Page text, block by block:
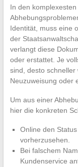
In den
Identität, muss eine
der
verlangt diese
oder erstattet. Je
sind, desto schneller
Neuzuweisung oder
Um aus einer
hier die konkreten
Online den
vorherzusehen.
Bei falschem
Kundenservice